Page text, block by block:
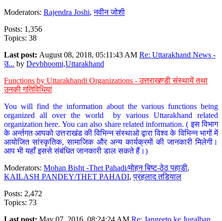
Moderators: Rajendra Joshi,नवीन जोशी
Posts: 1,356
Topics: 38
Last post: August 08, 2018, 05:11:43 AM Re: Uttarakhand News -
उ... by Devbhoomi,Uttarakhand
Functions by Uttarakhandi Organizations - उत्तराखण्डी संस्थायें तथा
उनकी गतिविधियां
You will find the information about the various functions being
organized all over the world by various Uttarakhand related
organization here. You can also share related information. ( इस विभाग
के अर्न्तगत आपको उत्तराखंड की विभिन्न संस्थाओ द्वारा विश्व के विभिन्न भागों में
आयोजित सांस्कृतिक, सामाजिक और अन्य कार्यक्रमों की जानकारी मिलेगी।
आप भी यहाँ इससे संबंधित जानकारी डाल सकते हैं।)
Moderators: Mohan Bisht -Thet Pahadi/मोहन बिष्ट-ठेठ पहाडी,
KAILASH PANDEY/THET PAHADI,प्रहलाद तडियाल
Posts: 2,472
Topics: 73
Last post: May 07, 2016, 08:24:24 AM Re: Jangeeto ke Jugalban...